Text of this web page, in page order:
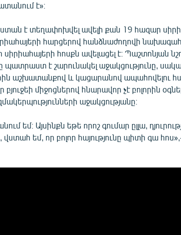
է»։
է տեղափոխվել ավելի քան 19 հազար
հարցերով հանձնաժողովի
հոսքն ավելացել է։ Պաշտոնյան
է շարունակել աջակցությունը,
աշխատանքով և կացարանով ապահովելու
բյուջեի միջոցներով հնարավոր չէ բոլորին
աջակցությանը։
եմ։ Այսինքն եթե որոշ գումար ըլլա,
եմ, որ բոլոր հայությունը պիտի գա